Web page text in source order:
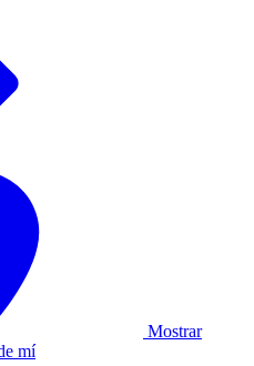
Mostrar
mí